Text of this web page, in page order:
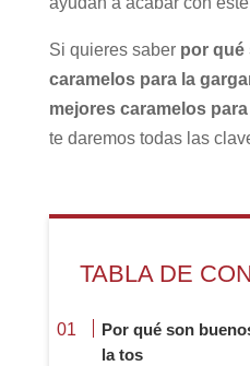
Si quieres saber por qué
caramelos para la
mejores caramelos
te daremos todas las
TABLA DE
Por qué son
la tos